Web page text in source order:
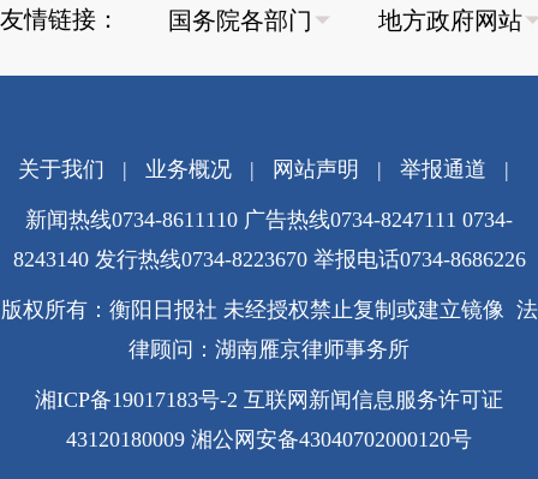
友情链接：
关于我们 | 业务概况| 网站声明 | 举报通道 |
新闻热线0734-8611110 广告热线0734-8247111 0734-
8243140 发行热线0734-8223670 举报电话0734-8686226
版权所有：衡阳日报社 未经授权禁止复制或建立镜像 法
律顾问：湖南雁京律师事务所
湘ICP备19017183号-2 互联网新闻信息服务许可证
43120180009 湘公网安备43040702000120号